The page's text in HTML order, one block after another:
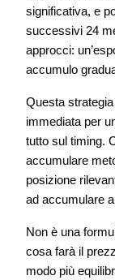
significativa, e
successivi 24
approcci:
accumulo
Questa
immediata per
tutto sul timing.
accumulare
posizione
ad accumulare
Non è una
cosa farà il
modo più